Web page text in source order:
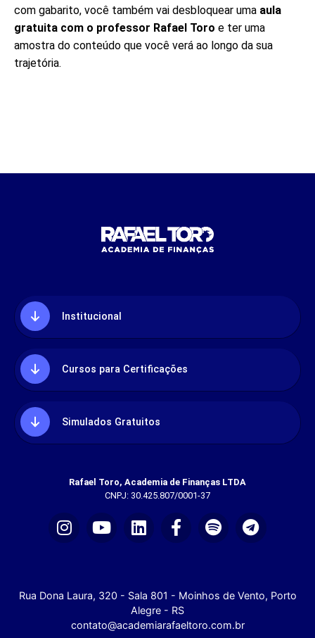
com gabarito, você também vai desbloquear uma aula
gratuita com o professor Rafael Toro e ter uma
amostra do conteúdo que você verá ao longo da sua
trajetória.
Institucional
Cursos para Certificações
Simulados Gratuitos
Rafael Toro, Academia de Finanças LTDA
CNPJ: 30.425.807/0001-37
Rua Dona Laura, 320 - Sala 801 - Moinhos de Vento, Porto
Alegre - RS
contato@academiarafaeltoro.com.br